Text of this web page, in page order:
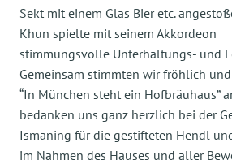
Sekt mit einem Glas Bier etc.
Khun spielte mit seinem Akkordeon
stimmungsvolle Unterhaltungs- und
Gemeinsam stimmten wir fröhlich
“In München steht ein Hofbräuhaus”
bedanken uns ganz herzlich bei der
Ismaning für die gestifteten Hendl
im Nahmen des Hauses und aller